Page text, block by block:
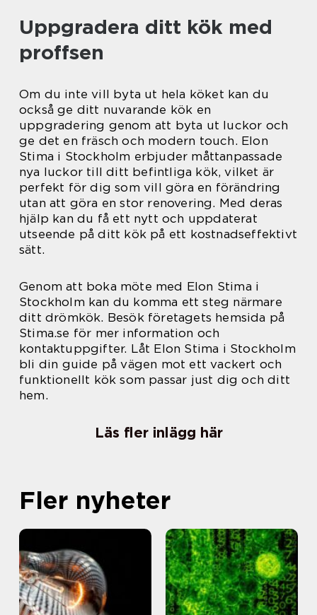
Uppgradera ditt kök med
proffsen
Om du inte vill byta ut hela köket kan du
också ge ditt nuvarande kök en
uppgradering genom att byta ut luckor och
ge det en fräsch och modern touch. Elon
Stima i Stockholm erbjuder måttanpassade
nya luckor till ditt befintliga kök, vilket är
perfekt för dig som vill göra en förändring
utan att göra en stor renovering. Med deras
hjälp kan du få ett nytt och uppdaterat
utseende på ditt kök på ett kostnadseffektivt
sätt.
Genom att boka möte med Elon Stima i
Stockholm kan du komma ett steg närmare
ditt drömkök. Besök företagets hemsida på
Stima.se för mer information och
kontaktuppgifter. Låt Elon Stima i Stockholm
bli din guide på vägen mot ett vackert och
funktionellt kök som passar just dig och ditt
hem.
Läs fler inlägg här
Fler nyheter